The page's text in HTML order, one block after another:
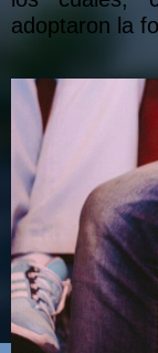
adoptaron la